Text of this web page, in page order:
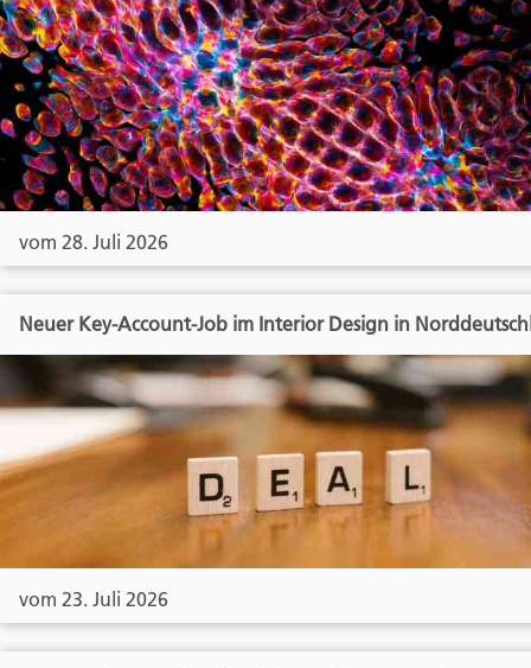
vom 28. Juli 2026
Neuer Key-Account-Job im Interior Design in
vom 23. Juli 2026